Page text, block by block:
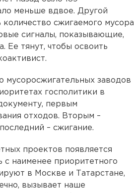
меньше вдвое. Другой
сжигаемого мусора
сигналы, показывающие,
Ее тянут, чтобы освоить
мусоросжигательных заводов
госполитики в
первым
отходов. Вторым –
– сжигание.
проектов появляется
с наименее приоритетного
в Москве и Татарстане,
вызывает наше